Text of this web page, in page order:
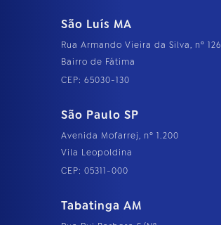
São Luís MA
Rua Armando Vieira da Silva, nº 126
Bairro de Fátima
CEP: 65030-130
São Paulo SP
Avenida Mofarrej, nº 1.200
Vila Leopoldina
CEP: 05311-000
Tabatinga AM